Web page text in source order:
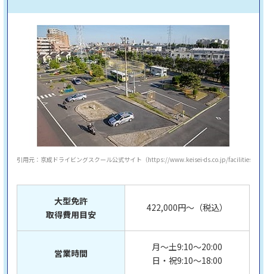
引用元：京成ドライビングスクール公式サイト（https://www.keisei-ds.co.jp/facilities/）
大型免許
取得費用目安
422,000円～（税込）
営業時間
月～土9:10〜20:00
日・祝9:10〜18:00